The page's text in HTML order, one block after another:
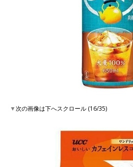
▼次の画像は下へスクロール (16/35)